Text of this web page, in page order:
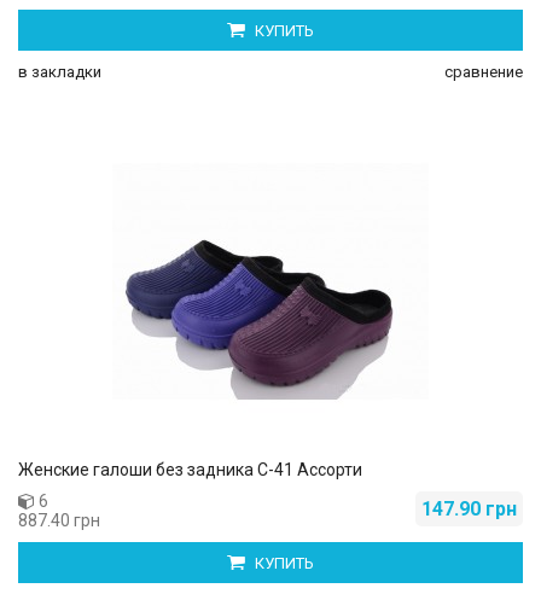
КУПИТЬ
в закладки сравнение
Женские галоши без задника С-41 Ассорти
147.90 грн
6
887.40 грн
КУПИТЬ